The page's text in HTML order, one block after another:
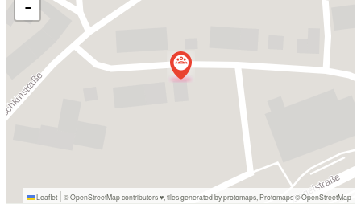
−
Leaflet | © OpenStreetMap contributors ♥, tiles generated by protomaps Protomaps©OpenStreetMap